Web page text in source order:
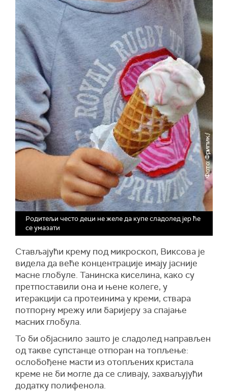
Родитељи често деци не желе да купе сладолед јер ће
се умазати
Стављајући крему под микроскоп, Виксова је
видела да веће концентрације имају јасније
масне глобуле. Танинска киселина, како су
претпоставили она и њене колеге, у
итеракцији са протеинима у креми, ствара
потпорну мрежу или баријеру за спајање
масних глобула.
То би објаснило зашто је сладолед направљен
од такве супстанце отпоран на топљење:
ослобођене масти из отопљених кристала
креме не би могле да се сливају, захваљујући
додатку полифенола.